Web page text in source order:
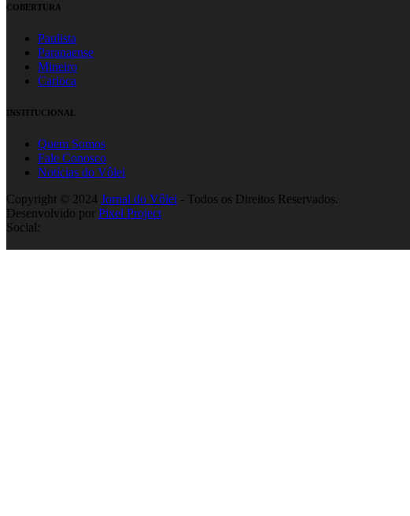
COBERTURA
Paulista
Paranaense
Mineiro
Carioca
INSTITUCIONAL
Quem Somos
Fale Conosco
Notícias do Vôlei
Copyright © 2024 Jornal do Vôlei - Todos os Direitos Reservados.
Desenvolvido por Pixel Project
Social: